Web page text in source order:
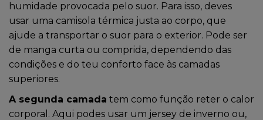
humidade provocada pelo suor. Para isso, deves
usar uma camisola térmica justa ao corpo, que
ajude a transportar o suor para o exterior. Pode ser
de manga curta ou comprida, dependendo das
condições e do teu conforto face às camadas
superiores.
A segunda camada tem como função reter o calor
corporal. Aqui podes usar um jersey de inverno ou,